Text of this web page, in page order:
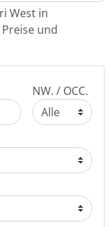
West in
und
NW. / OCC.